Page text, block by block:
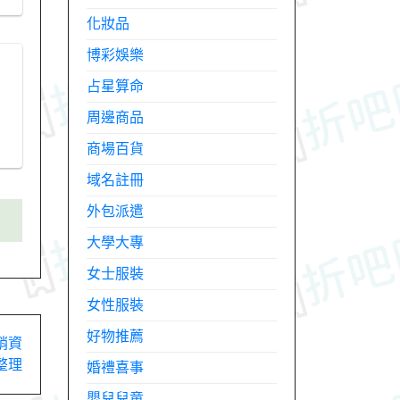
資
理
化妝品
博彩娛樂
占星算命
周邊商品
商場百貨
域名註冊
外包派遣
大學大專
女士服裝
女性服裝
好物推薦
婚禮喜事